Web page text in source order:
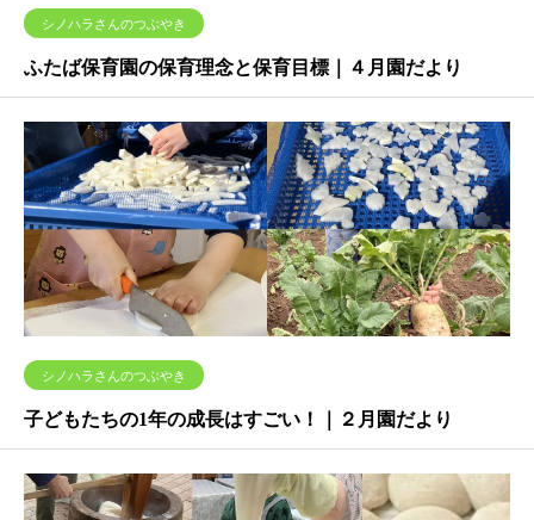
シノハラさんのつぶやき
ふたば保育園の保育理念と保育目標｜４月園だより
シノハラさんのつぶやき
子どもたちの1年の成長はすごい！｜２月園だより